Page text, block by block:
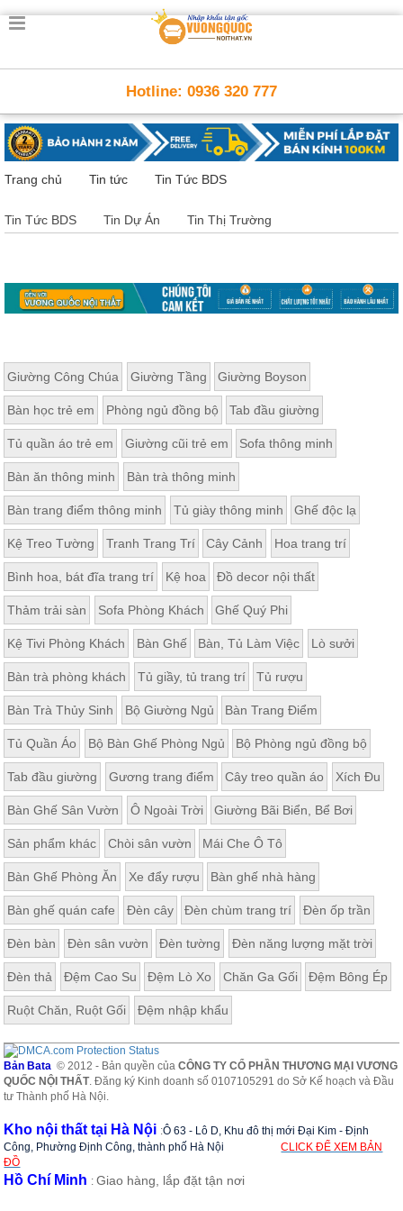
Trang
Thông
Minh
Nội
thông
Nội
Em
Giường
sách
Nội
Thất
Phòng
Khách
Sofa,
rượu,
Bàn
trà...
Nội
Thất
Phòng
Ngủ
Giường
ngủ, tủ
áo, bàn
trang
điểm
Nội
Thất
Phòng
Ăn
Bàn
ăn,
ghế
ăn,
kệ
bếp
Nội
Thất
Ban
Công,
Vườn
ghế
công,
xích
đu,
ghế...
Phụ
Kiện
Trang
Trí
Hotline: 0936 320 777
Trang chủ Tin tức Tin Tức BDS
Tin Tức BDS Tin Dự Án Tin Thị Trường
Giường Công Chúa Giường Tầng Giường Boyson
Bàn học trẻ em Phòng ngủ đồng bộ Tab đầu giường
Tủ quần áo trẻ em Giường cũi trẻ em Sofa thông minh
Bàn ăn thông minh Bàn trà thông minh
Bàn trang điểm thông minh Tủ giày thông minh Ghế độc lạ
Kệ Treo Tường Tranh Trang Trí Cây Cảnh Hoa trang trí
Bình hoa, bát đĩa trang trí Kệ hoa Đồ decor nội thất
Thảm trải sàn Sofa Phòng Khách Ghế Quý Phi
Kệ Tivi Phòng Khách Bàn Ghế Bàn, Tủ Làm Việc Lò sưởi
Bàn trà phòng khách Tủ giầy, tủ trang trí Tủ rượu
Bàn Trà Thủy Sinh Bộ Giường Ngủ Bàn Trang Điểm
Tủ Quần Áo Bộ Bàn Ghế Phòng Ngủ Bộ Phòng ngủ đồng bộ
Tab đầu giường Gương trang điểm Cây treo quần áo Xích Đu
Bàn Ghế Sân Vườn Ô Ngoài Trời Giường Bãi Biển, Bể Bơi
Sản phẩm khác Chòi sân vườn Mái Che Ô Tô
Bàn Ghế Phòng Ăn Xe đẩy rượu Bàn ghế nhà hàng
Bàn ghế quán cafe Đèn cây Đèn chùm trang trí Đèn ốp trần
Đèn bàn Đèn sân vườn Đèn tường Đèn năng lượng mặt trời
Đèn thả Đệm Cao Su Đệm Lò Xo Chăn Ga Gối Đệm Bông Ép
Ruột Chăn, Ruột Gối Đệm nhập khẩu
Bản Bata © 2012 - Bản quyền củaCÔNG TY CỔ PHẦN THƯƠNG MẠI VƯƠNG
QUỐC NỘI THẤT. Đăng ký Kinh doanh số 0107105291 do Sở Kế hoạch và Đầu
tư Thành phố Hà Nội.
Kho nội thất tại Hà Nội :Ô 63 - Lô D, Khu đô thị mới Đại Kim - Định
Công, Phường Định Công, thành phố Hà Nội
CLICK ĐỂ XEM BẢN
ĐỒ
Hồ Chí Minh :Giao hàng, lắp đặt tận nơi